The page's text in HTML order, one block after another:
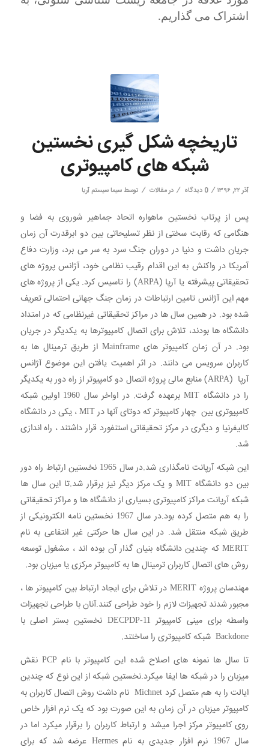
اشتراک می گذاریم.
تاریخچه شکل گیری نخستین
شبکه های کامپیوتری
آذر ۲۲, ۱۳۹۶ / 0 دیدگاه / درمقالات / توسطسیما سیستم آریا
پس از پرتاب نخستین ماهواره اتحاد جماهیر شوروی به فضا و
هنگامی که رقابت سختی از نظر تسلیحاتی بین دو ابرقدرت آن زمان
جریان داشت و دنیا در دوران جنگ سرد به سر می برد، وزارت دفاع
آمریکا در واکنش به این اقدام رقیب نظامی خود، آژانس پروژه های
تحقیقاتی پیشرفته یا آرپا (ARPA) را تاسیس کرد. یکی از پروژه های
مهم این آژانس تامین ارتباطات در زمان جنگ جهانی احتمالی تعریف
شده بود. در همین سال ها در مراکز تحقیقاتی غیرنظامی که در امتداد
دانشگاه ها بودند، تلاش برای اتصال کامپیوترها به یکدیگر در جریان
بود. در آن زمان کامپیوتر های Mainframe از طریق ترمینال ها به
کاربران سرویس می دانند. در اثر اهمیت یافتن این موضوع آژانس
آرپا (ARPA) منابع مالی پروژه اتصال دو کامپیوتر از راه دور به یکدیگر
را در دانشگاه MIT برعهده گرفت. در اواخر سال 1960 اولین شبکه
کامپیوتری بین چهار کامپیوتر که دوتای آنها در MIT ، یکی در دانشگاه
کالیفرنیا و دیگری در مرکز تحقیقاتی استنفورد قرار داشتند ، راه اندازی
شد.
این شبکه آرپانت نامگذاری شد.در سال 1965 نخستین ارتباط راه دور
بین دو دانشگاه MIT و یک مرکز دیگر نیز برقرار شد.تا این سال ها
شبکه آرپانت مراکز کامپیوتری بسیاری از دانشگاه ها و مراکز تحقیقاتی
را به هم متصل کرده بود.در سال 1967 نخستین نامه الکترونیکی از
طریق شبکه منتقل شد. در این سال ها حرکتی غیر انتفاعی به نام
MERIT که چندین دانشگاه بنیان گذار آن بوده اند ، مشغول توسعه
روش های اتصال کاربران ترمینال ها به کامپیوتر مرکزی یا میزبان بود.
مهندسان پروژه MERIT در تلاش برای ایجاد ارتباط بین کامپیوتر ها ،
مجبور شدند تجهیزات لازم را خود طراحی کنند.آنان با طراحی تجهیزات
واسطه برای مینی کامپیوتر DECPDP-11 نخستین بستر اصلی با
Backdone شبکه کامپیوتری را ساختند.
تا سال ها نمونه های اصلاح شده این کامپیوتر با نام PCP نقش
میزبان را در شبکه ها ایفا میکرد.نخستین شبکه از این نوع که چندین
ایالت را به هم متصل کرد Michnet نام داشت روش اتصال کاربران به
کامپیوتر میزبان در آن زمان به این صورت بود که یک نرم افزار خاص
روی کامپیوتر مرکز اجرا میشد و ارتباط کاربران را برقرار میکرد اما در
سال 1967 نرم افزار جدیدی به نام Hermes عرضه شد که برای